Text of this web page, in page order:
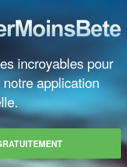
incroyables pour
application